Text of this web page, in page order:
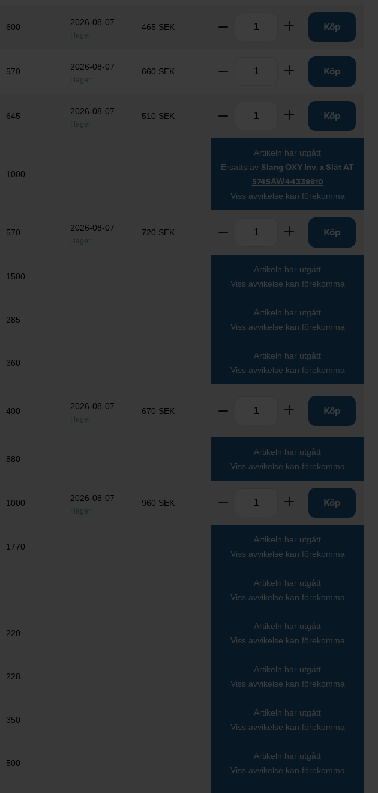
600 2026-08-07
I lager
465 SEK Ta bort Lägg tillKöp
570 2026-08-07
I lager
660 SEK Ta bort Lägg tillKöp
645 2026-08-07
I lager
510 SEK Ta bort Lägg tillKöp
1000
Artikeln har utgått
Ersätts av Slang OXY Inv. x Slät AT
5745AW44339810
Viss avvikelse kan förekomma
570 2026-08-07
I lager
720 SEK Ta bort Lägg tillKöp
1500
Artikeln har utgått
Viss avvikelse kan förekomma
285
Artikeln har utgått
Viss avvikelse kan förekomma
360
Artikeln har utgått
Viss avvikelse kan förekomma
400 2026-08-07
I lager
670 SEK Ta bort Lägg tillKöp
880
Artikeln har utgått
Viss avvikelse kan förekomma
1000 2026-08-07
I lager
960 SEK Ta bort Lägg tillKöp
1770
Artikeln har utgått
Viss avvikelse kan förekomma
Artikeln har utgått
Viss avvikelse kan förekomma
220
Artikeln har utgått
Viss avvikelse kan förekomma
228
Artikeln har utgått
Viss avvikelse kan förekomma
350
Artikeln har utgått
Viss avvikelse kan förekomma
500
Artikeln har utgått
Viss avvikelse kan förekomma